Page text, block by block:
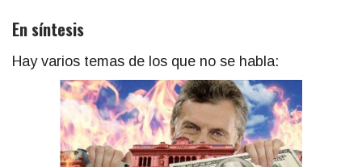
En síntesis
Hay varios temas de los que no se habla: